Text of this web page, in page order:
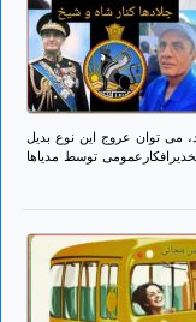
می توان عروج این نوع بدیل‌
توسط مدیاها